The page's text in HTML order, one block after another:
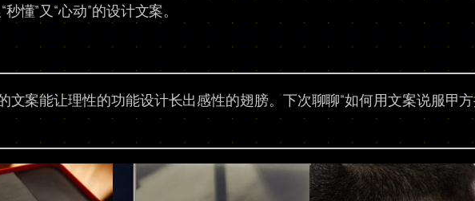
懂”又“心动”的设计文案。
文案能让理性的功能设计长出感性的翅膀。下次聊聊“如何用文案说服甲